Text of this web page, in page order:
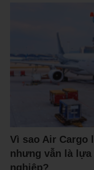
Vì sao Air Cargo
nhưng vẫn là lựa
nghiệp?